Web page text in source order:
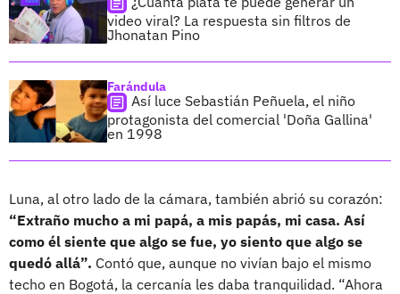
video viral? La respuesta sin filtros de
Jhonatan Pino
Farándula
Así luce Sebastián Peñuela, el niño
protagonista del comercial 'Doña Gallina'
en 1998
Luna, al otro lado de la cámara, también abrió su corazón:
“Extraño mucho a mi papá, a mis papás, mi casa. Así
como él siente que algo se fue, yo siento que algo se
quedó allá”. Contó que, aunque no vivían bajo el mismo
techo en Bogotá, la cercanía les daba tranquilidad. “Ahora